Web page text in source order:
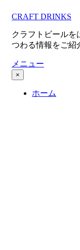
CRAFT DRINKS
クラフトビールを
つわる情報をご紹
メニュー
×
ホーム